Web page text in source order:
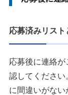
応募済みリス
応募後に連絡
認してくださ
に間違いがない